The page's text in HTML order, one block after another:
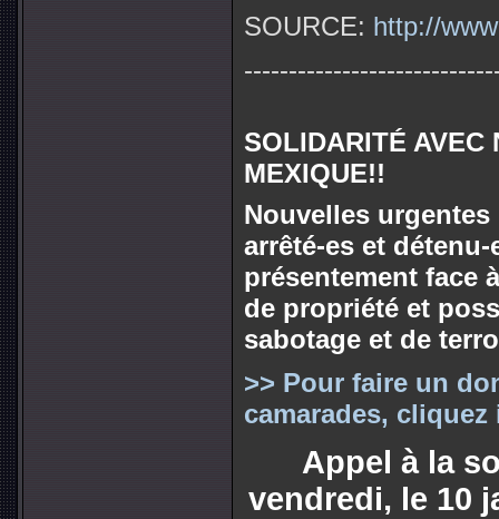
SOURCE: http://
SOLIDARITÉ AVEC
MEXIQUE!!
Nouvelles
arrêté-es et
présentement face
de propriété et
sabotage et de
>> Pour faire un
camarades, cliquez
Appel à la
vendredi, le 10